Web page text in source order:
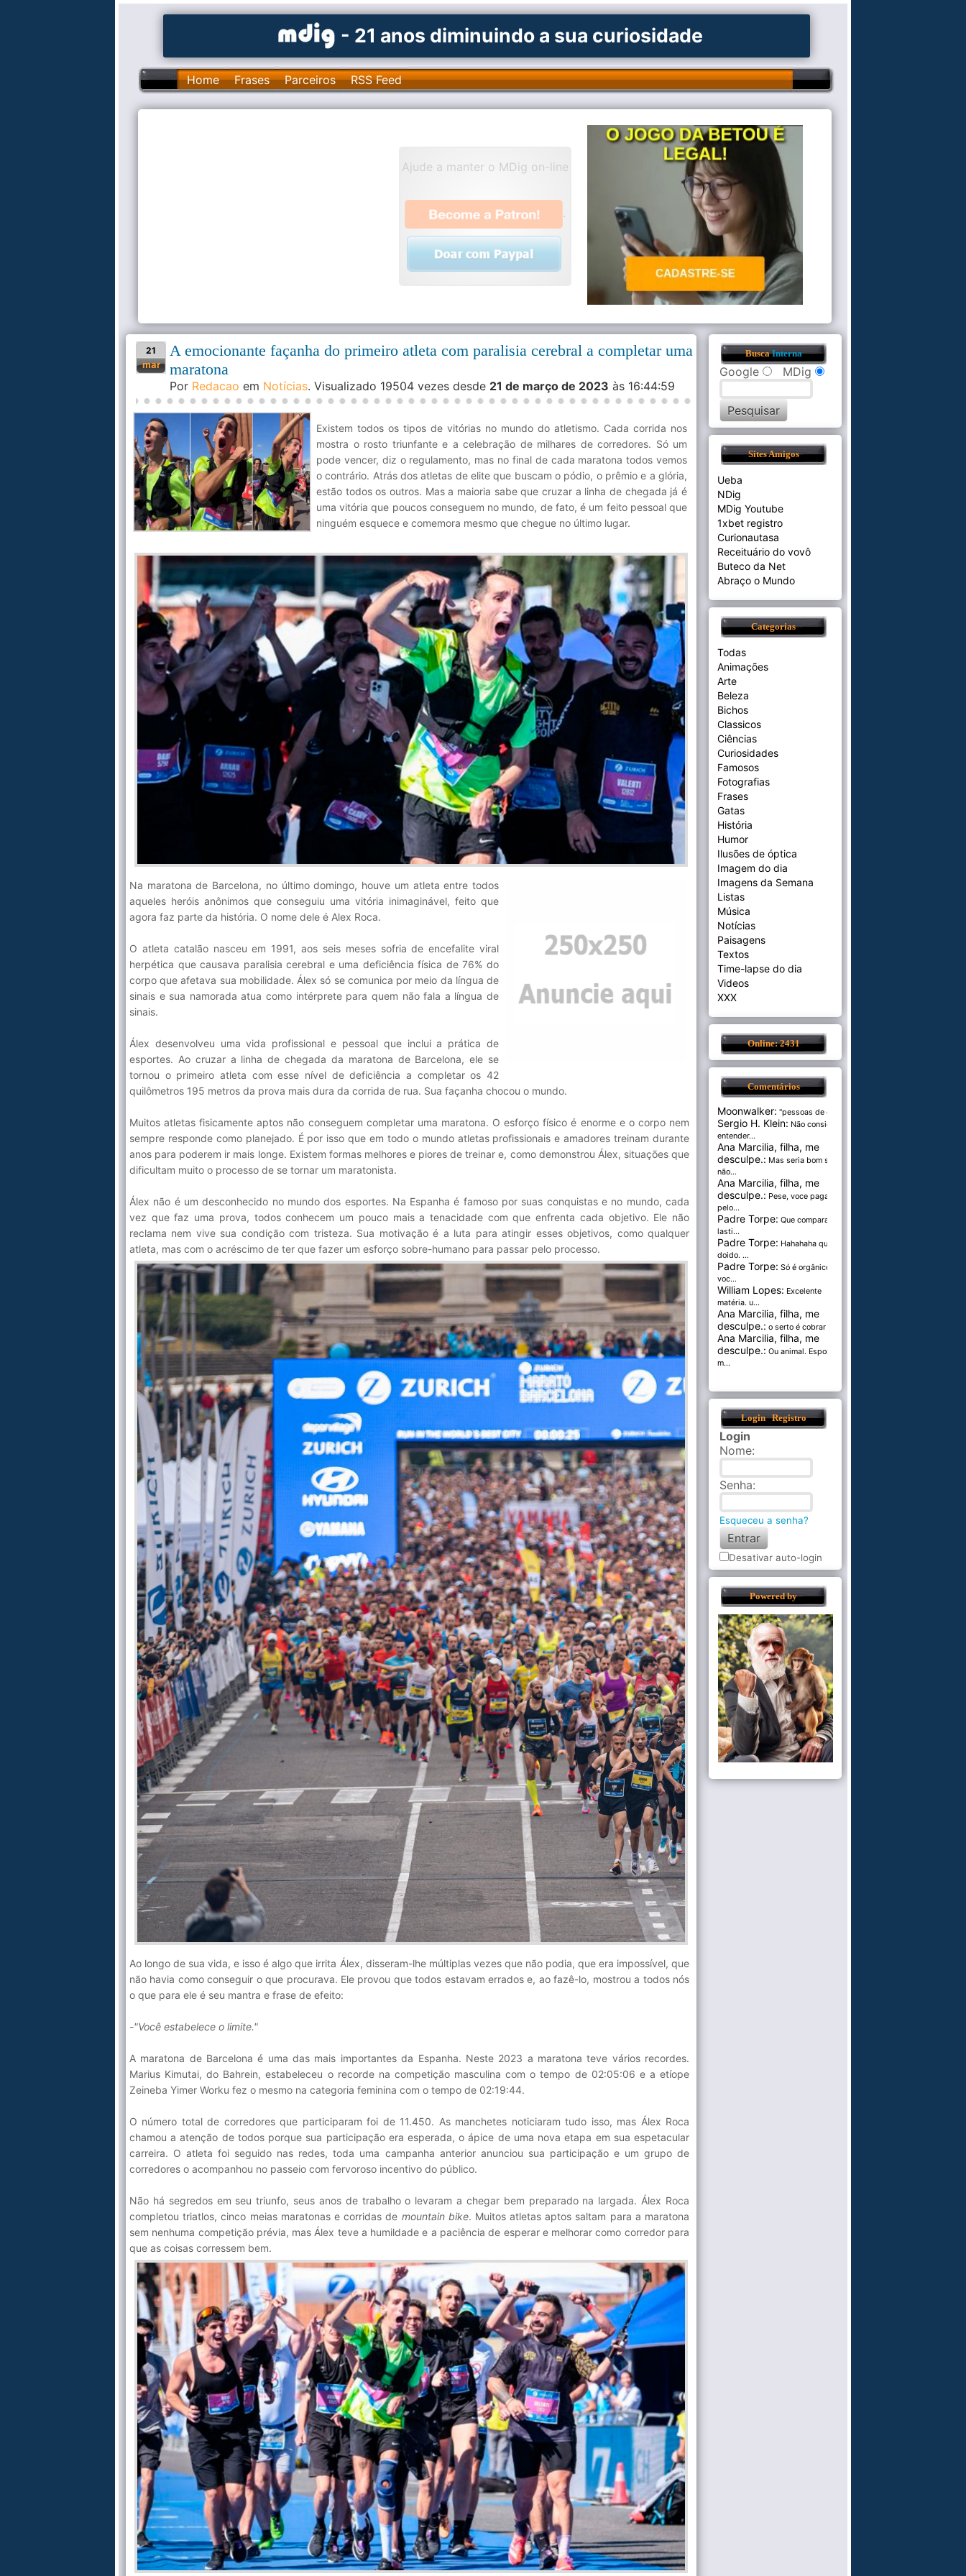
- 21 anos diminuindo a sua curiosidade
Home Frases Parceiros RSS Feed
Ajude a manter o MDig on-line
.
21
mar
A emocionante façanha do primeiro atleta com paralisia cerebral a completar uma
maratona
Por Redacao em Notícias. Visualizado 19504 vezes desde 21 de março de 2023 às 16:44:59
Existem todos os tipos de vitórias no mundo do atletismo. Cada corrida nos
mostra o rosto triunfante e a celebração de milhares de corredores. Só um
pode vencer, diz o regulamento, mas no final de cada maratona todos vemos
o contrário. Atrás dos atletas de elite que buscam o pódio, o prêmio e a glória,
estão todos os outros. Mas a maioria sabe que cruzar a linha de chegada já é
uma vitória que poucos conseguem no mundo, de fato, é um feito pessoal que
ninguém esquece e comemora mesmo que chegue no último lugar.
Na maratona de Barcelona, no último domingo, houve um atleta entre todos
aqueles heróis anônimos que conseguiu uma vitória inimaginável, feito que
agora faz parte da história. O nome dele é Alex Roca.
O atleta catalão nasceu em 1991, aos seis meses sofria de encefalite viral
herpética que causava paralisia cerebral e uma deficiência física de 76% do
corpo que afetava sua mobilidade. Álex só se comunica por meio da língua de
sinais e sua namorada atua como intérprete para quem não fala a língua de
sinais.
Álex desenvolveu uma vida profissional e pessoal que inclui a prática de
esportes. Ao cruzar a linha de chegada da maratona de Barcelona, ele se
tornou o primeiro atleta com esse nível de deficiência a completar os 42
quilômetros 195 metros da prova mais dura da corrida de rua. Sua façanha chocou o mundo.
Muitos atletas fisicamente aptos não conseguem completar uma maratona. O esforço físico é enorme e o corpo nem
sempre responde como planejado. É por isso que em todo o mundo atletas profissionais e amadores treinam durante
anos para poderem ir mais longe. Existem formas melhores e piores de treinar e, como demonstrou Álex, situações que
dificultam muito o processo de se tornar um maratonista.
Álex não é um desconhecido no mundo dos esportes. Na Espanha é famoso por suas conquistas e no mundo, cada
vez que faz uma prova, todos conhecem um pouco mais a tenacidade com que enfrenta cada objetivo. Ele não
reclama nem vive sua condição com tristeza. Sua motivação é a luta para atingir esses objetivos, como qualquer
atleta, mas com o acréscimo de ter que fazer um esforço sobre-humano para passar pelo processo.
Ao longo de sua vida, e isso é algo que irrita Álex, disseram-lhe múltiplas vezes que não podia, que era impossível, que
não havia como conseguir o que procurava. Ele provou que todos estavam errados e, ao fazê-lo, mostrou a todos nós
o que para ele é seu mantra e frase de efeito:
-"Você estabelece o limite."
A maratona de Barcelona é uma das mais importantes da Espanha. Neste 2023 a maratona teve vários recordes.
Marius Kimutai, do Bahrein, estabeleceu o recorde na competição masculina com o tempo de 02:05:06 e a etíope
Zeineba Yimer Worku fez o mesmo na categoria feminina com o tempo de 02:19:44.
O número total de corredores que participaram foi de 11.450. As manchetes noticiaram tudo isso, mas Álex Roca
chamou a atenção de todos porque sua participação era esperada, o ápice de uma nova etapa em sua espetacular
carreira. O atleta foi seguido nas redes, toda uma campanha anterior anunciou sua participação e um grupo de
corredores o acompanhou no passeio com fervoroso incentivo do público.
Não há segredos em seu triunfo, seus anos de trabalho o levaram a chegar bem preparado na largada. Álex Roca
completou triatlos, cinco meias maratonas e corridas de mountain bike. Muitos atletas aptos saltam para a maratona
sem nenhuma competição prévia, mas Álex teve a humildade e a paciência de esperar e melhorar como corredor para
que as coisas corressem bem.
BuscaInterna
Google MDig
Sites Amigos
Ueba
NDig
MDig Youtube
1xbet registro
Curionautasa
Receituário do vovô
Buteco da Net
Abraço o Mundo
Categorias
Todas
Animações
Arte
Beleza
Bichos
Classicos
Ciências
Curiosidades
Famosos
Fotografias
Frases
Gatas
História
Humor
Ilusões de óptica
Imagem do dia
Imagens da Semana
Listas
Música
Notícias
Paisagens
Textos
Time-lapse do dia
Videos
XXX
Online: 2431
Comentários
Moonwalker: "pessoas de cer...
Sergio H. Klein: Não consigo
entender...
Ana Marcilia, filha, me
desculpe.: Mas seria bom se
não...
Ana Marcilia, filha, me
desculpe.: Pese, voce paga
pelo...
Padre Torpe: Que comparação
lasti...
Padre Torpe: Hahahaha que
doido. ...
Padre Torpe: Só é orgânico se
voc...
William Lopes: Excelente
matéria. u...
Ana Marcilia, filha, me
desculpe.: o serto é cobrar pel...
Ana Marcilia, filha, me
desculpe.: Ou animal. Esponja
m...
Login Registro
Login
Nome:
Senha:
Esqueceu a senha?
Desativar auto-login
Powered by